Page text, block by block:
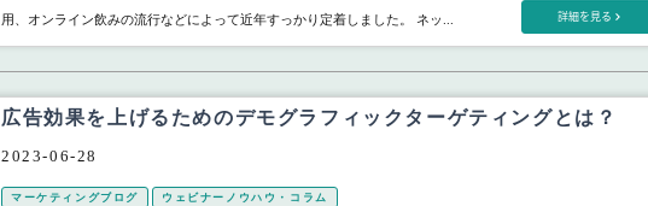
用、オンライン飲みの流行などによって近年すっかり定着しました。 ネッ...
詳細を見る
広告効果を上げるためのデモグラフィックターゲティングとは？
2023-06-28
マーケティングブログ ウェビナーノウハウ・コラム